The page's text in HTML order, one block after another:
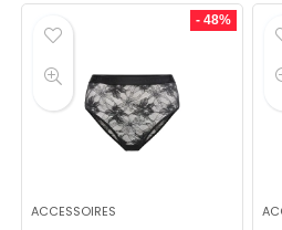
- 48%
ACCESSOIRES